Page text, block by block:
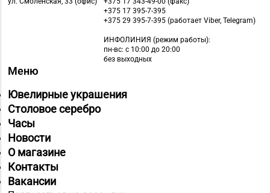
Брест, ул. Буденного,
47-1
8 (0163) 67-68-03, 67-
68-02
Магазин №8 «Сапфир»
г. Барановичи, ул.
8 (0212) 63-60-86, 62-
60-85
8 (0212) 24-75-25, 24-
+375 17 395-7-395
+375 29 395-7-395 (работает Viber, Telegram)
ИНФОЛИНИЯ (режим работы):
пн-вс: с 10:00 до 20:00
без выходных
Меню
Ювелирные украшения
Столовое серебро
Часы
Новости
О магазине
Контакты
Вакансии